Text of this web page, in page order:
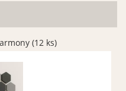
(12 ks)